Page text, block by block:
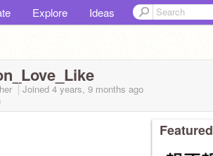
Explore Ideas
Joined 4 years, 9 months ago